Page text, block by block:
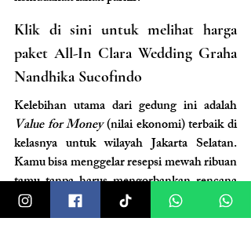
Klik di sini untuk melihat harga
paket All-In Clara Wedding Graha
Nandhika Sucofindo
Value for Money (nilai ekonomi) terbaik di
kelasnya untuk wilayah Jakarta Selatan.
Kamu bisa menggelar resepsi mewah ribuan
tamu tanpa harus mengorbankan rencana
finansial masa depan rumah tanggamu.